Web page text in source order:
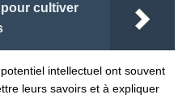
cultiver
intellectuel ont souvent
leurs savoirs et à expliquer